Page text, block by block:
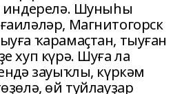
индерелә. Шуныһы
Магнитогорск
ҡарамаҫтан, тыуған
хуп күрә. Шуға ла
зауыҡлы, күркәм
өй туйлауҙар